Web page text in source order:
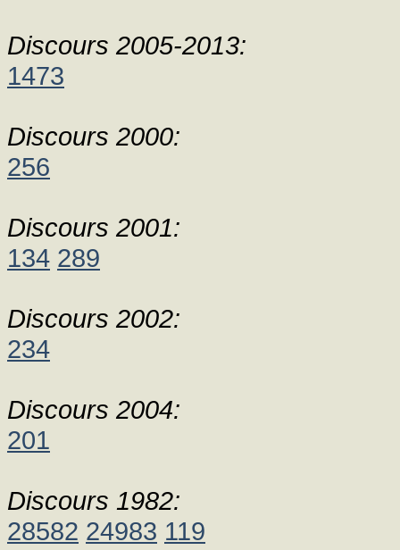
Discours 2005-2013:
1473
Discours 2000:
256
Discours 2001:
134 289
Discours 2002:
234
Discours 2004:
201
Discours 1982:
28582 24983 119